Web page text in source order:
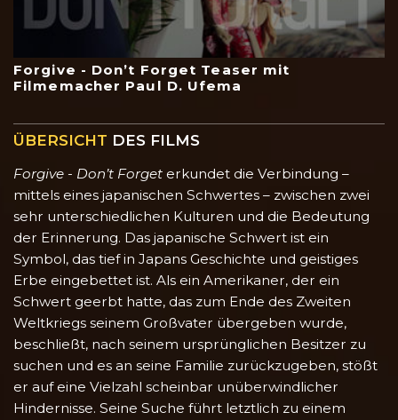
Forgive - Don’t Forget Teaser mit
Filmemacher Paul D. Ufema
ÜBERSICHT DES FILMS
Forgive - Don’t Forget erkundet die Verbindung –
mittels eines japanischen Schwertes – zwischen zwei
sehr unterschiedlichen Kulturen und die Bedeutung
der Erinnerung. Das japanische Schwert ist ein
Symbol, das tief in Japans Geschichte und geistiges
Erbe eingebettet ist. Als ein Amerikaner, der ein
Schwert geerbt hatte, das zum Ende des Zweiten
Weltkriegs seinem Großvater übergeben wurde,
beschließt, nach seinem ursprünglichen Besitzer zu
suchen und es an seine Familie zurückzugeben, stößt
er auf eine Vielzahl scheinbar unüberwindlicher
Hindernisse. Seine Suche führt letztlich zu einem